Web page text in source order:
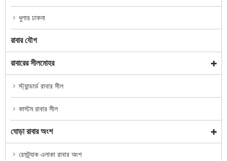
ধুলার ঢাকনা
রাবার যৌগ
রাবারের সীলমোহর
স্ট্যান্ডার্ড রাবার সীল
কাস্টম রাবার সীল
ঘোড়া রাবার অংশ
রেসট্র্যাক এলাকা রাবার অংশ